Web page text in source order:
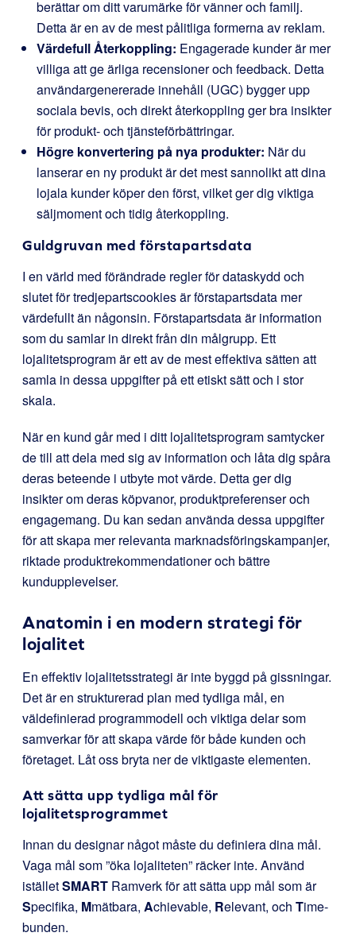
berättar om ditt varumärke för vänner och familj.
Detta är en av de mest pålitliga formerna av reklam.
Värdefull Återkoppling: Engagerade kunder är mer
villiga att ge ärliga recensioner och feedback. Detta
användargenererade innehåll (UGC) bygger upp
sociala bevis, och direkt återkoppling ger bra insikter
för produkt- och tjänsteförbättringar.
Högre konvertering på nya produkter: När du
lanserar en ny produkt är det mest sannolikt att dina
lojala kunder köper den först, vilket ger dig viktiga
säljmoment och tidig återkoppling.
Guldgruvan med förstapartsdata
I en värld med förändrade regler för dataskydd och
slutet för tredjepartscookies är förstapartsdata mer
värdefullt än någonsin. Förstapartsdata är information
som du samlar in direkt från din målgrupp. Ett
lojalitetsprogram är ett av de mest effektiva sätten att
samla in dessa uppgifter på ett etiskt sätt och i stor
skala.
När en kund går med i ditt lojalitetsprogram samtycker
de till att dela med sig av information och låta dig spåra
deras beteende i utbyte mot värde. Detta ger dig
insikter om deras köpvanor, produktpreferenser och
engagemang. Du kan sedan använda dessa uppgifter
för att skapa mer relevanta marknadsföringskampanjer,
riktade produktrekommendationer och bättre
kundupplevelser.
Anatomin i en modern strategi för
lojalitet
En effektiv lojalitetsstrategi är inte byggd på gissningar.
Det är en strukturerad plan med tydliga mål, en
väldefinierad programmodell och viktiga delar som
samverkar för att skapa värde för både kunden och
företaget. Låt oss bryta ner de viktigaste elementen.
Att sätta upp tydliga mål för
lojalitetsprogrammet
Innan du designar något måste du definiera dina mål.
Vaga mål som ”öka lojaliteten” räcker inte. Använd
iställetSMART Ramverk för att sätta upp mål som är
Specifika, Mmätbara, Achievable, Relevant, och Time-
bunden.